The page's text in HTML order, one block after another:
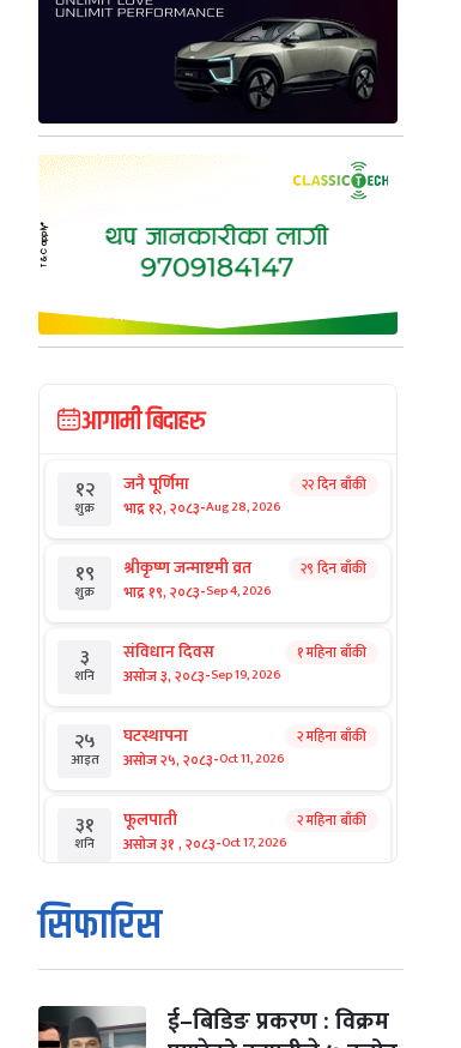
आगामी बिदाहरु
१२
शुक्र
जनै पूर्णिमा
भाद्र १२, २०८३-Aug 28, 2026
२२ दिन बाँकी
१९
शुक्र
श्रीकृष्ण जन्माष्टमी व्रत
भाद्र १९, २०८३-Sep 4, 2026
२९ दिन बाँकी
३
शनि
संविधान दिवस
असोज ३, २०८३-Sep 19, 2026
१ महिना बाँकी
२५
आइत
घटस्थापना
असोज २५, २०८३-Oct 11, 2026
२ महिना बाँकी
३१
शनि
फूलपाती
असोज ३१ , २०८३-Oct 17, 2026
२ महिना बाँकी
१
आइत
कार्तिक सङ्क्रान्ति
कार्तिक १, २०८३
मंगल कार्तिक ३, २०८३-Oct 20, 2026
सिफारिस
ई–बिडिङ प्रकरण : विक्रम